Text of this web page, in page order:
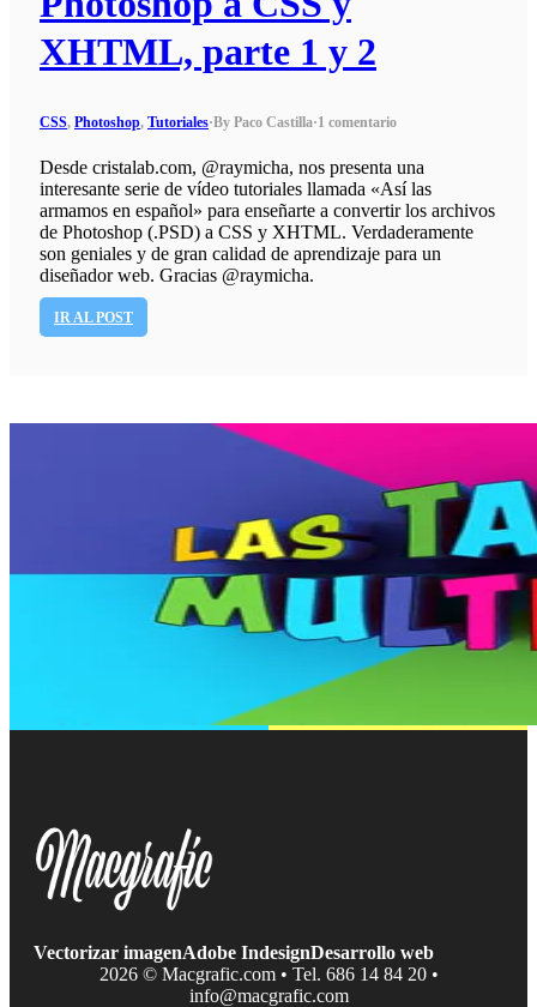
XHTML, parte 1 y 2
CSS, Photoshop, Tutoriales·By Paco Castilla·1 comentario
Desde cristalab.com, @raymicha, nos presenta una
interesante serie de vídeo tutoriales llamada «Así las
armamos en español» para enseñarte a convertir los archivos
de Photoshop (.PSD) a CSS y XHTML. Verdaderamente
son geniales y de gran calidad de aprendizaje para un
diseñador web. Gracias @raymicha.
IR AL POST
Vectorizar imagenAdobe IndesignDesarrollo web
2026 © Macgrafic.com • Tel. 686 14 84 20 •
info@macgrafic.com